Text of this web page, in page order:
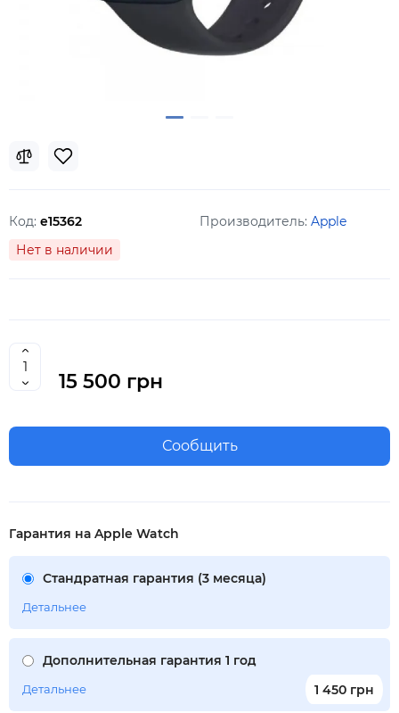
Код: e15362 Производитель: Apple
Нет в наличии
15 500 грн
Сообщить
Гарантия на Apple Watch
Стандратная гарантия (3 месяца)
Детальнее
Дополнительная гарантия 1 год
1 450 грн
Детальнее